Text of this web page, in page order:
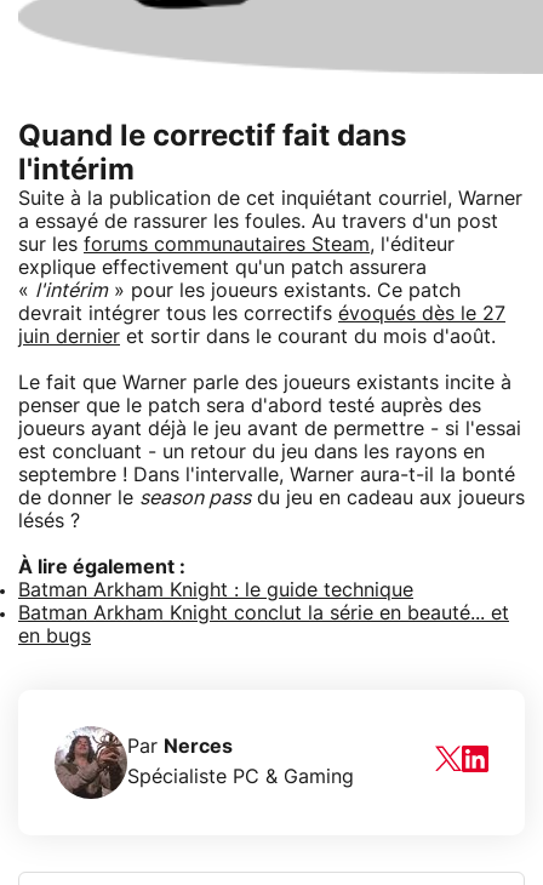
Quand le correctif fait dans
l'intérim
Suite à la publication de cet inquiétant courriel, Warner
a essayé de rassurer les foules. Au travers d'un post
sur les forums communautaires Steam, l'éditeur
explique effectivement qu'un patch assurera
« l'intérim» pour les joueurs existants. Ce patch
devrait intégrer tous les correctifs évoqués dès le 27
juin dernier et sortir dans le courant du mois d'août.
Le fait que Warner parle des joueurs existants incite à
penser que le patch sera d'abord testé auprès des
joueurs ayant déjà le jeu avant de permettre - si l'essai
est concluant - un retour du jeu dans les rayons en
septembre ! Dans l'intervalle, Warner aura-t-il la bonté
de donner le season passdu jeu en cadeau aux joueurs
lésés ?
À lire également :
Batman Arkham Knight : le guide technique
Batman Arkham Knight conclut la série en beauté... et
en bugs
Par Nerces
Spécialiste PC & Gaming